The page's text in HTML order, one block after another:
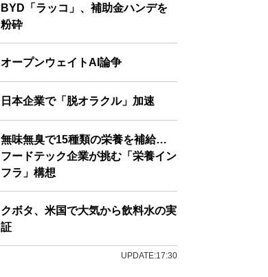
BYD「ラッコ」、補助金ハンデを
粉砕
オープンウェイトAI論争
日本企業で「脱オラクル」加速
無味無臭で15種類の栄養を補給…
フードテック企業が挑む「栄養イン
フラ」構想
クボタ、米国で大気から飲料水の実
証
UPDATE:17:30